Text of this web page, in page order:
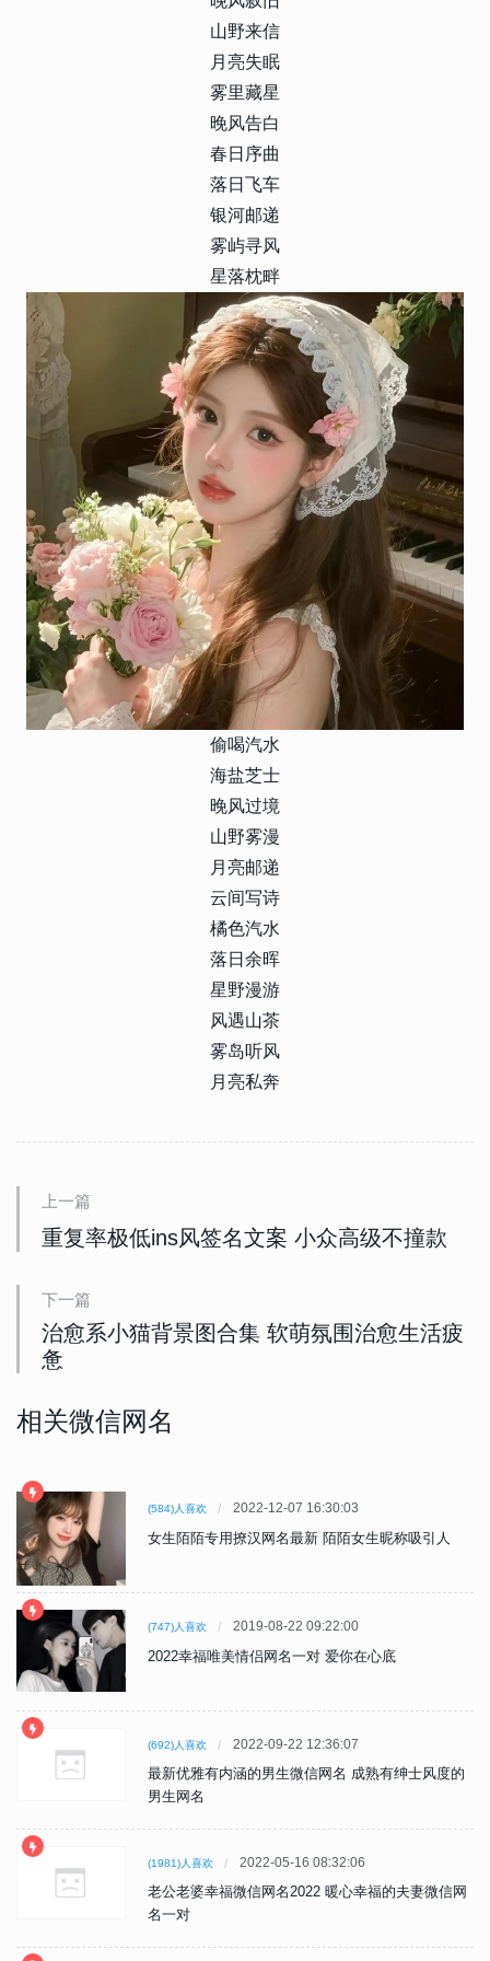
山野来信
月亮失眠
雾里藏星
晚风告白
春日序曲
落日飞车
银河邮递
雾屿寻风
星落枕畔
偷喝汽水
海盐芝士
晚风过境
山野雾漫
月亮邮递
云间写诗
橘色汽水
落日余晖
星野漫游
风遇山茶
雾岛听风
月亮私奔
上一篇
重复率极低ins风签名文案 小众高级不撞款
下一篇
治愈系小猫背景图合集 软萌氛围治愈生活疲
惫
相关微信网名
(584)人喜欢 2022-12-07 16:30:03
女生陌陌专用撩汉网名最新 陌陌女生昵称吸引人
(747)人喜欢 2019-08-22 09:22:00
2022幸福唯美情侣网名一对 爱你在心底
(692)人喜欢 2022-09-22 12:36:07
最新优雅有内涵的男生微信网名 成熟有绅士风度的
男生网名
(1981)人喜欢 2022-05-16 08:32:06
老公老婆幸福微信网名2022 暖心幸福的夫妻微信网
名一对